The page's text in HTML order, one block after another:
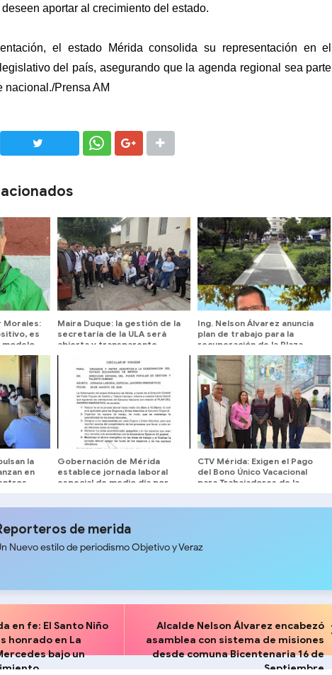
deseen aportar al crecimiento del estado.
el estado Mérida consolida su representación en el
del país, asegurando que la agenda regional sea parte
nacional./Prensa AM
Morales:
es
modelo
Maira Duque: la gestión de la
secretaría de la ULA será
abierta y transparente
Ing. Nelson Álvarez anuncia
plan de trabajo para la
recuperación de la Plaza
Bolívar de Mérida
la
en
Gobernación de Mérida
establece jornada laboral
especial de medio día por
CTV Mérida: Exigen el Pago
del Bono Único Vacacional
para Trabajadores de la
de merida
Nuevo estilo de periodismo Objetivo y Veraz
en fe: El Santo Niño
honrado en La
bajo un
Alcalde Nelson Álvarez encabezó
asamblea con sistema de misiones
desde comuna Bicentenaria 16 de
Septiembre